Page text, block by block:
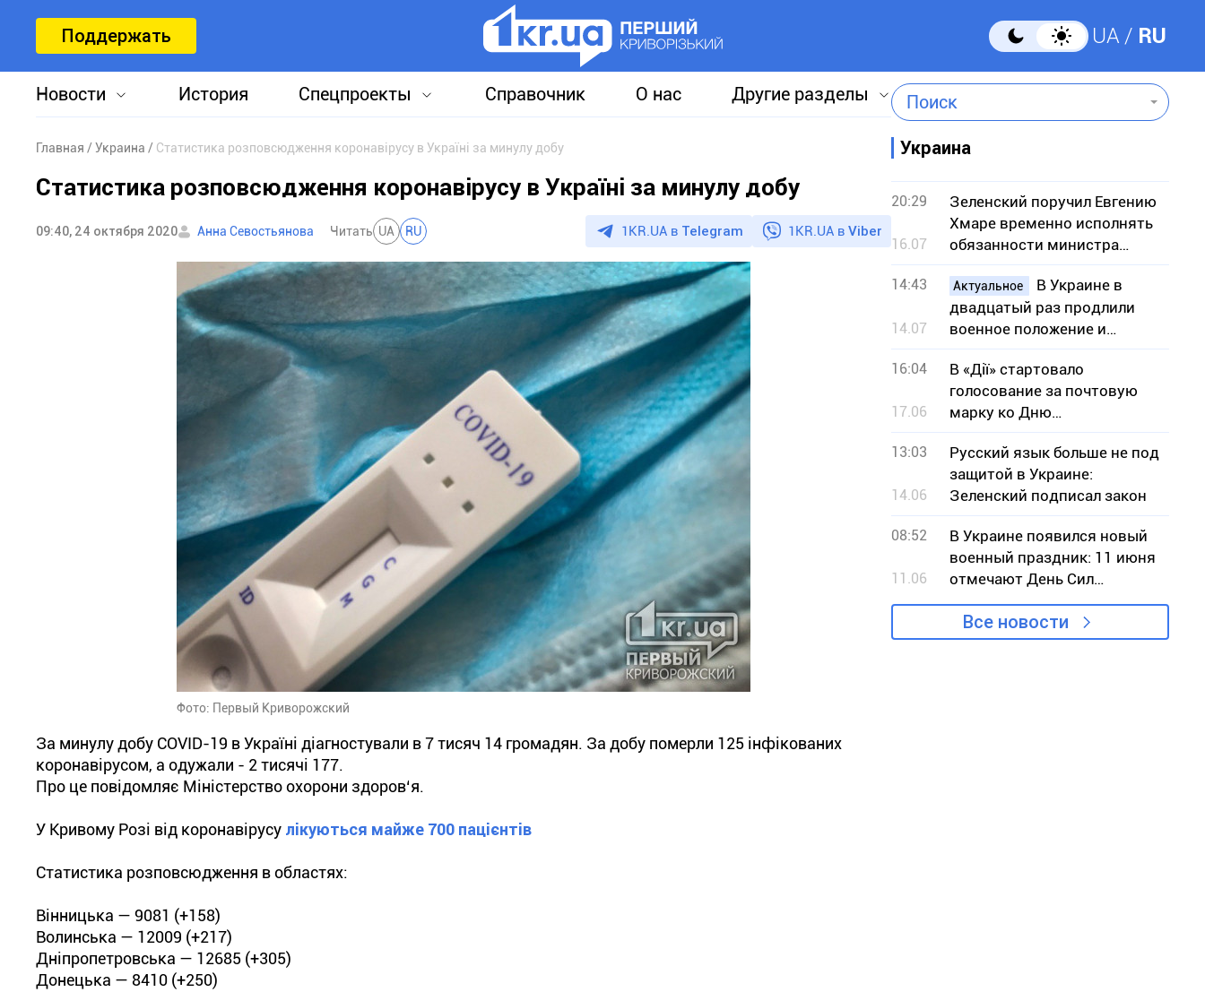
Поддержать UA RU
Новости История Спецпроекты Справочник О нас Другие разделы Поиск
Главная Украина Статистика розповсюдження коронавірусу в Україні за минулу добу
Статистика розповсюдження коронавірусу в Україні за минулу добу
09:40, 24 октября 2020 Анна Севостьянова Читать UA RU 1KR.UA в Telegram 1KR.UA в Viber
Фото: Первый Криворожский
За минулу добу COVID-19 в Україні діагностували в 7 тисяч 14 громадян. За добу померли 125 інфікованих
коронавірусом, а одужали - 2 тисячі 177.
Про це повідомляє Міністерство охорони здоров‘я.
У Кривому Розі від коронавірусу лікуються майже 700 пацієнтів
Статистика розповсюдження в областях:
Вінницька — 9081 (+158)
Волинська — 12009 (+217)
Дніпропетровська — 12685 (+305)
Донецька — 8410 (+250)
Украина
20:29
16.07
Зеленский поручил Евгению
Хмаре временно исполнять
обязанности министра
обороны
14:43
14.07
Актуальное
В Украине в
двадцатый раз продлили
военное положение и
мобилизацию: на какой срок
16:04
17.06
В «Дії» стартовало
голосование за почтовую
марку ко Дню
Независимости Украины
13:03
14.06
Русский язык больше не под
защитой в Украине:
Зеленский подписал закон
08:52
11.06
В Украине появился новый
военный праздник: 11 июня
отмечают День Сил
беспилотных систем
Все новости